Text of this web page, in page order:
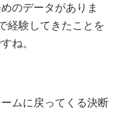
のデータがありま
経験してきたことを
ね。
ムに戻ってくる決断